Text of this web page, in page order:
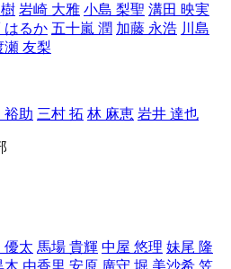
岩崎 大雅 小島 梨聖 溝田 映実
はるか 五十嵐 潤 加藤 永浩 川島
瀬 友梨
裕助 三村 拓 林 麻恵 岩井 達也
優太 馬場 貴輝 中屋 悠理 妹尾 隆
木 由香里 安原 廣守 堀 美沙希 笠